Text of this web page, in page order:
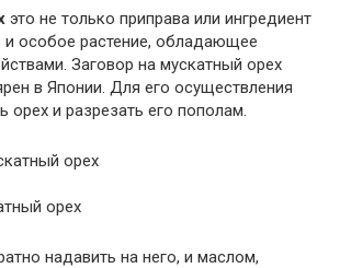
это не только приправа или ингредиент
особое растение, обладающее
Заговор на мускатный орех
в Японии. Для его осуществления
орех и разрезать его пополам.
орех
надавить на него, и маслом,